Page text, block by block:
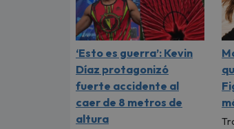
‘Esto es guerra’: Kevin
Díaz protagonizó
fuerte accidente al
caer de 8 metros de
altura